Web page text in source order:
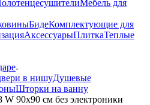
Мебель для
БидеКомплектующие для
АксессуарыПлиткаТеплые
в нишуДушевые
Шторки на ванну
90х90 см без электроники